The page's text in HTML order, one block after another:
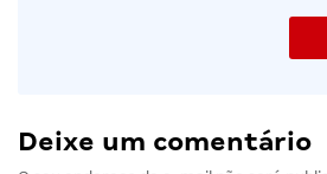
Deixe um comentário